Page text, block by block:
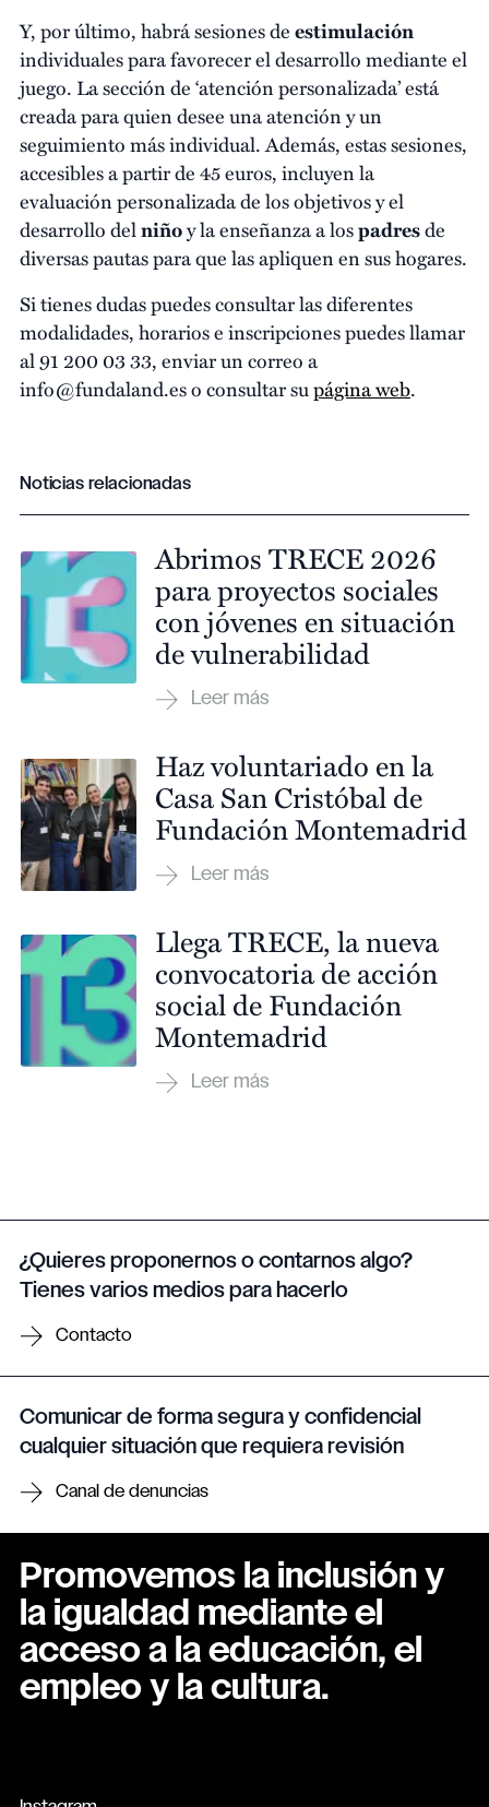
Y, por último, habrá sesiones deestimulación
individuales para favorecer el desarrollo mediante el
juego. La sección de ‘atención personalizada’ está
creada para quien desee una atención y un
seguimiento más individual. Además, estas sesiones,
accesibles a partir de 45 euros, incluyen la
evaluación personalizada de los objetivos y el
desarrollo delniñoy la enseñanza a lospadresde
diversas pautas para que las apliquen en sus hogares.
Si tienes dudas puedes consultar las diferentes
modalidades, horarios e inscripciones puedes llamar
al 91 200 03 33, enviar un correo a
info@fundaland.es o consultar supágina web.
Noticias relacionadas
Abrimos TRECE 2026
para proyectos sociales
con jóvenes en situación
de vulnerabilidad
Haz voluntariado en la
Casa San Cristóbal de
Fundación Montemadrid
Llega TRECE, la nueva
convocatoria de acción
social de Fundación
Montemadrid
¿Quieres proponernos o contarnos algo?
Tienes varios medios para hacerlo
Contacto
Comunicar de forma segura y confidencial
cualquier situación que requiera revisión
Canal de denuncias
Promovemos la inclusión y
la igualdad mediante el
acceso a la educación, el
empleo y la cultura.